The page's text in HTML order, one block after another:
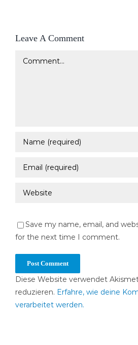
Leave A Comment
Comment
Save my name, email, and
for the next time I comment.
Diese Website verwendet
reduzieren. Erfahre, wie deine
verarbeitet werden.